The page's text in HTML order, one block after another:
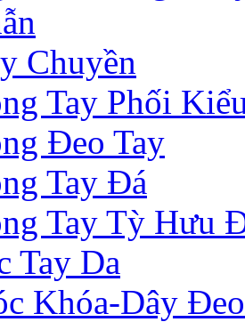
Chuyền
Tay Phối
Đeo Tay
Tay Đá
Tay Tỳ Hưu
Tay Da
Khóa-Dây Đeo